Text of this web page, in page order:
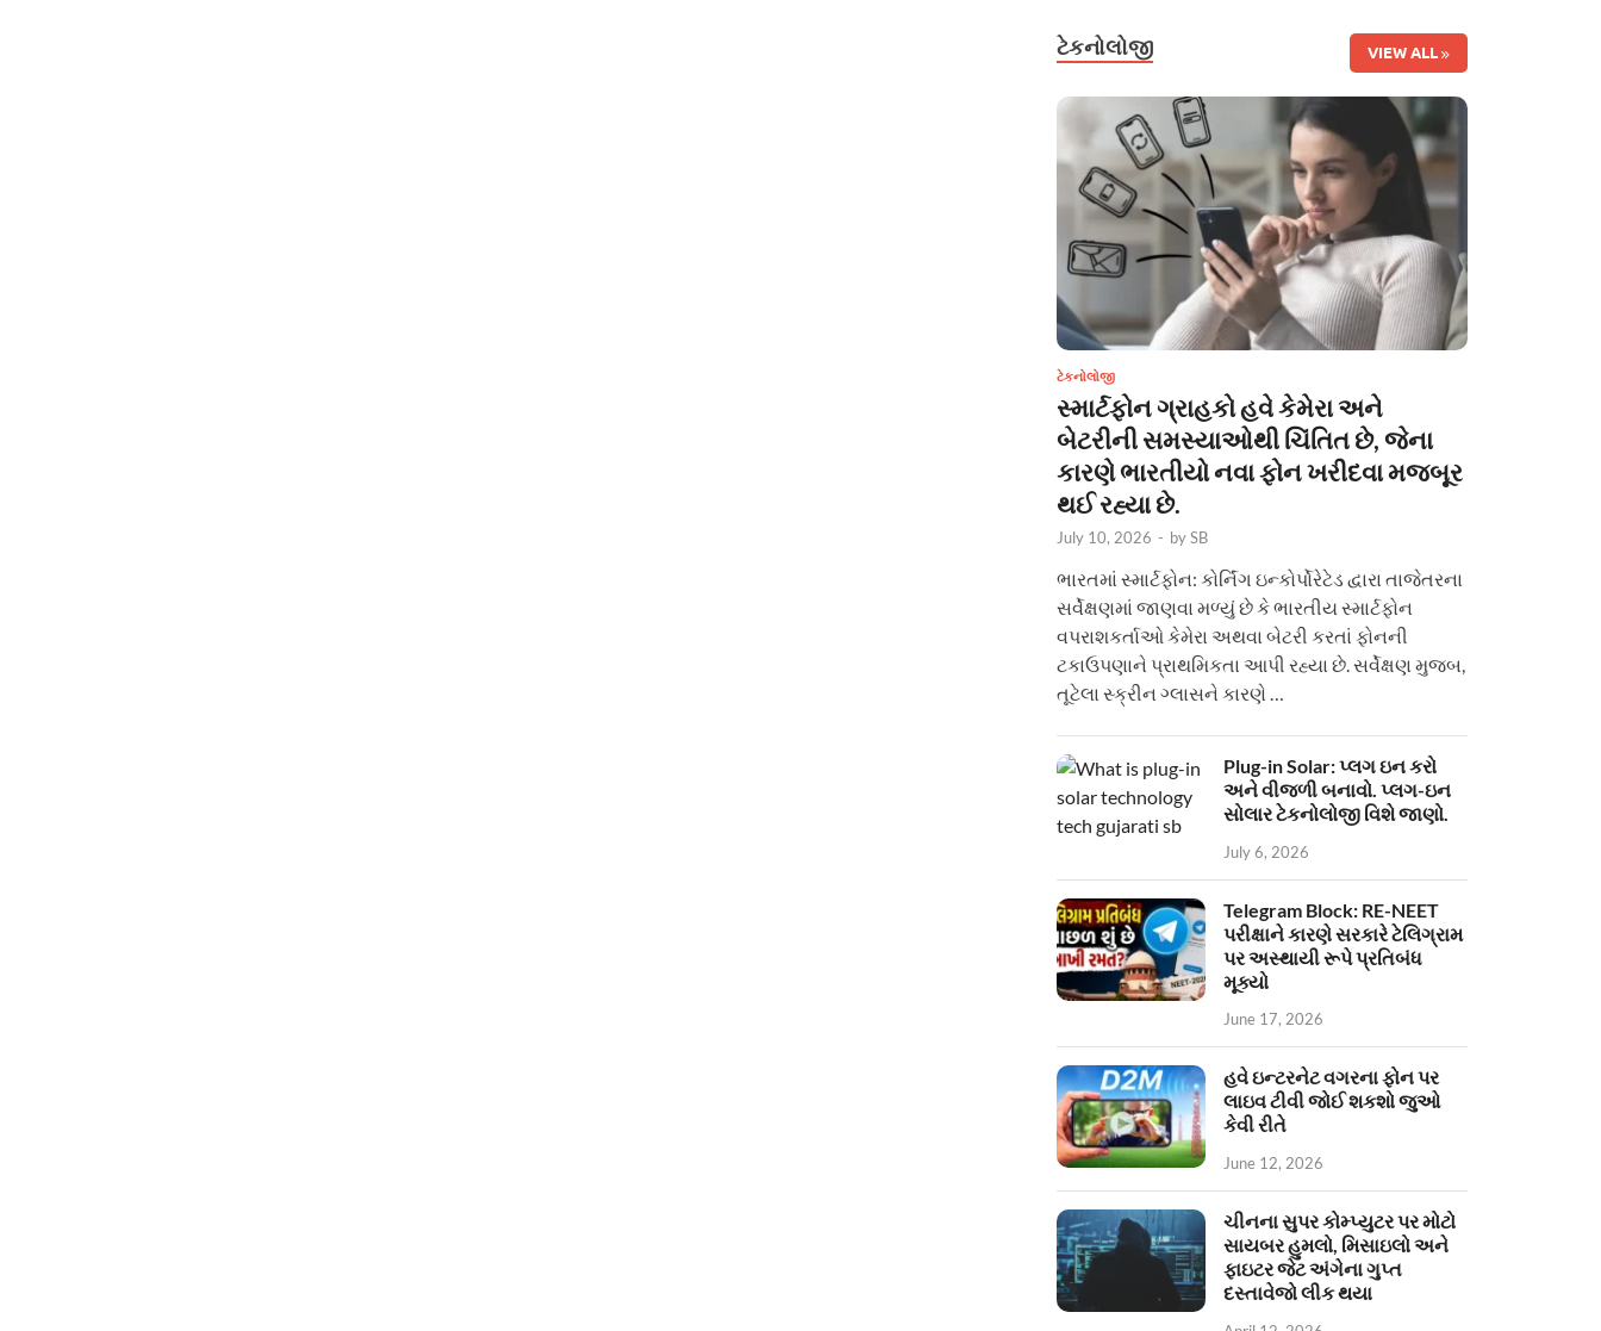
ટેકનોલોજી VIEW ALL
ટેકનોલોજી
સ્માર્ટફોન ગ્રાહકો હવે કેમેરા અને
બેટરીની સમસ્યાઓથી ચિંતિત છે, જેના
કારણે ભારતીયો નવા ફોન ખરીદવા મજબૂર
થઈ રહ્યા છે.
July 10, 2026 - bySB
ભારતમાં સ્માર્ટફોન: કોર્નિંગ ઇન્કોર્પોરેટેડ દ્વારા તાજેતરના
સર્વેક્ષણમાં જાણવા મળ્યું છે કે ભારતીય સ્માર્ટફોન
વપરાશકર્તાઓ કેમેરા અથવા બેટરી કરતાં ફોનની
ટકાઉપણાને પ્રાથમિકતા આપી રહ્યા છે. સર્વેક્ષણ મુજબ,
તૂટેલા સ્ક્રીન ગ્લાસને કારણે …
Plug-in Solar: પ્લગ ઇન કરો
અને વીજળી બનાવો. પ્લગ-ઇન
સોલાર ટેકનોલોજી વિશે જાણો.
July 6, 2026
Telegram Block: RE-NEET
પરીક્ષાને કારણે સરકારે ટેલિગ્રામ
પર અસ્થાયી રૂપે પ્રતિબંધ
મૂક્યો
June 17, 2026
હવે ઇન્ટરનેટ વગરના ફોન પર
લાઇવ ટીવી જોઈ શકશો જુઓ
કેવી રીતે
June 12, 2026
ચીનના સુપર કોમ્પ્યુટર પર મોટો
સાયબર હુમલો, મિસાઇલો અને
ફાઇટર જેટ અંગેના ગુપ્ત
દસ્તાવેજો લીક થયા